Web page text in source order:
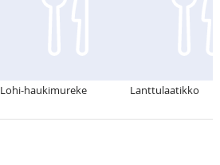
Lohi-haukimureke Lanttulaatikko